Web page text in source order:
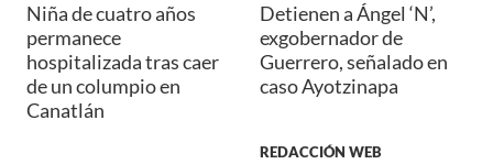
Niña de cuatro años
permanece
hospitalizada tras caer
de un columpio en
Canatlán
Detienen a Ángel ‘N’,
exgobernador de
Guerrero, señalado en
caso Ayotzinapa
REDACCIÓN WEB